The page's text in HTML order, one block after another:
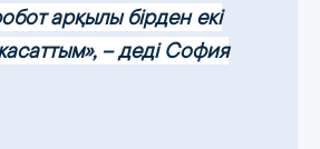
арқылы бірден екі
– деді София